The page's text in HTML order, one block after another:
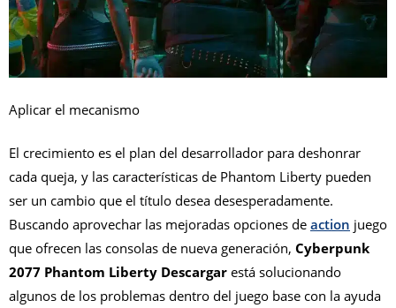
Aplicar el mecanismo
El crecimiento es el plan del desarrollador para deshonrar
cada queja, y las características de Phantom Liberty pueden
ser un cambio que el título desea desesperadamente.
Buscando aprovechar las mejoradas opciones de action juego
que ofrecen las consolas de nueva generación, Cyberpunk
2077 Phantom Liberty Descargar está solucionando
algunos de los problemas dentro del juego base con la ayuda